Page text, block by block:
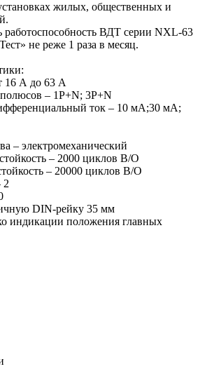
жилых, общественных и
работоспособность ВДТ серии NXL-63
не реже 1 раза в месяц.
16 А до 63 А
– 1P+N; 3P+N
ток – 10 мА;30 мA;
– электромеханический
– 2000 циклов В/О
– 20000 циклов В/О
2
DIN-рейку 35 мм
индикации положения главных